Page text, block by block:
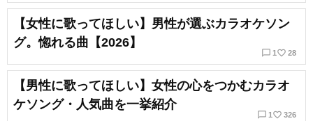
【女性に歌ってほしい】男性が選ぶカラオケソン
グ。惚れる曲【2026】
chat_bubble_outline 1 favorite_border 28
【男性に歌ってほしい】女性の心をつかむカラオ
ケソング・人気曲を一挙紹介
chat_bubble_outline 1 favorite_border 326